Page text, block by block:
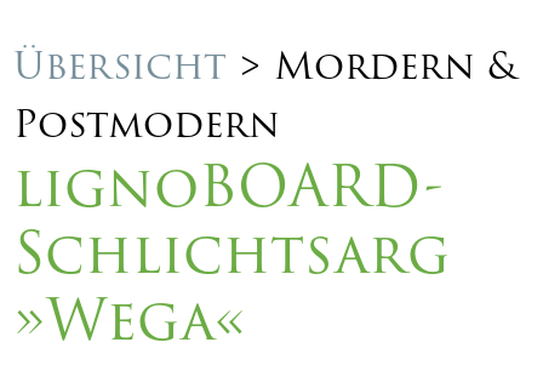
Übersicht > Mordern &
Postmodern
lignoBOARD-
Schlichtsarg
»Wega«